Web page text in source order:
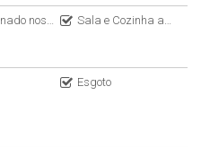
Máquina de Lavar Roupa,
dormitórios Sala e Cozinha americana
Esgoto